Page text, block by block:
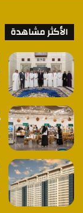
الأكثر مشاهدة